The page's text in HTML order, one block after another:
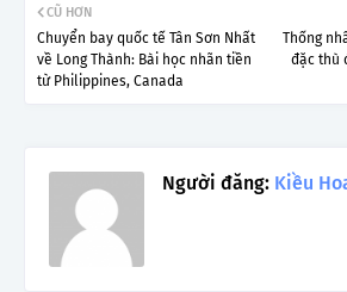
Thống
đặc thù
CŨ HƠN
Chuyển bay quốc tế Tân Sơn Nhất
về Long Thành: Bài học nhãn tiền
từ Philippines, Canada
Người đăng: Kiều